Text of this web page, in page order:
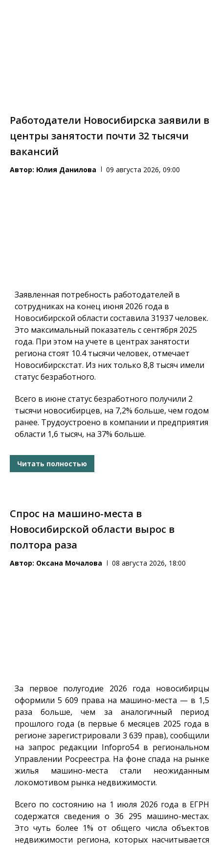
Работодатели Новосибирска заявили в
центры занятости почти 32 тысячи
вакансий
Автор: Юлия Данилова 09 августа 2026, 09:00
Заявленная потребность работодателей в
сотрудниках на конец июня 2026 года в
Новосибирской области составила 31937 человек.
Это максимальный показатель с сентября 2025
года. При этом на учете в центрах занятости
региона стоят 10.4 тысячи человек, отмечает
Новосибирскстат. Из них только 8,8 тысяч имели
статус безработного.
Всего в июне статус безработного получили 2
тысячи новосибирцев, на 7,2% больше, чем годом
ранее. Трудоустроено в компании и предприятия
области 1,6 тысяч, на 37% больше.
Читать полностью
Спрос на машино-места в
Новосибирской области вырос в
полтора раза
Автор: Оксана Мочалова 08 августа 2026, 18:00
За первое полугодие 2026 года новосибирцы
оформили 5 609 права на машино-места — в 1,5
раза больше, чем за аналогичный период
прошлого года (в первые 6 месяцев 2025 года в
регионе зарегистрировали 3 639 прав), сообщили
на запрос редакции Infopro54в региональном
Управлении Росреестра. На фоне спада на рынке
жилья машино-места стали неожиданным
локомотивом рынка недвижимости.
Всего по состоянию на 1 июля 2026 года в ЕГРН
содержатся сведения о 36 295 машино-местах.
Это чуть более 1% от общего числа объектов
недвижимости региона, которых насчитывается